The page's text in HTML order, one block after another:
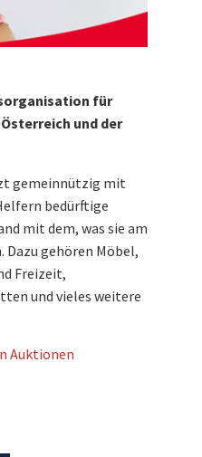
für
und der
gemeinnützig mit
bedürftige
mit dem, was sie am
gehören Möbel,
Freizeit,
und vieles weitere
Auktionen